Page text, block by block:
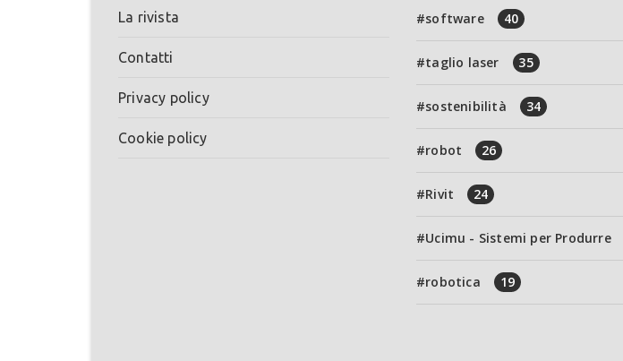
La rivista
Contatti
Privacy policy
Cookie policy
software 40
taglio laser 35
sostenibilità 34
robot 26
Rivit 24
Ucimu - Sistemi per Produrre
robotica 19